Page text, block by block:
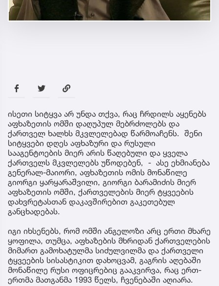
ისეთი სიტყვა არ უნდა თქვა, რაც ჩრდილს აყენებს
აფხაზეთის ომში დაღუპულ მებრძოლებს და
ქართველ ხალხს მკვლელებად წარმოაჩენს. შენი
სიტყვები დღეს აფხაზური და რუსული
სააგენტოების მიერ არის წაღებული და ყველა
ქართველს მკვლელებს უწოდებენ, - ასე ეხმიანება
გენერალ-მაიორი, აფხაზეთის ომის მონაწილე
გიორგი ყარყარაშვილი, გიორგი ბარამიძის მიერ
აფხაზეთის ომში, ქართველების მიერ ტყვეების
დახვრეტასთან დაკავშირებით გაკეთებულ
განცხადებას.
იგი იხსენებს, რომ ომში ანგელოზი არც ერთი მხარე
ყოფილა, თუმცა, აფხაზების მხრიდან ქართველების
მიმართ გამოხატულმა სიძულვილმა და ქართველი
ტყვეების სისასტიკით დახოცვამ, გაგრის აღებაში
მონაწილე რუსი ოფიცრებიც გააკვირვა, რაც ერთ-
ერთმა მათგანმა 1993 წელს, ჩვენებაში აღიარა.